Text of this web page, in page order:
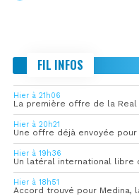
FIL INFOS
Hier à 21h06
Hier à 20h21
Une offre déjà envoyée
Hier à 19h36
Un latéral international libre
Hier à 18h51
Accord trouvé pour Medina,